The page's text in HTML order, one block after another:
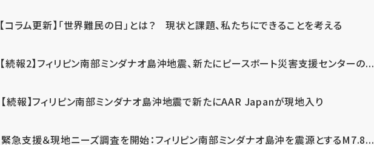
【コラム更新】「世界難民の日」とは？ 現状と課題、私たちにできることを考える
【続報2】フィリピン南部ミンダナオ島沖地震、新たにピースボート災害支援センターの...
【続報】フィリピン南部ミンダナオ島沖地震で新たにAAR Japanが現地入り
緊急支援＆現地ニーズ調査を開始：フィリピン南部ミンダナオ島沖を震源とするM7.8...